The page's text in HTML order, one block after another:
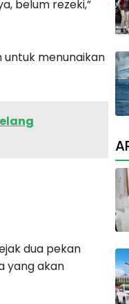
belum rezeki,”
menunaikan
dua pekan
yang akan